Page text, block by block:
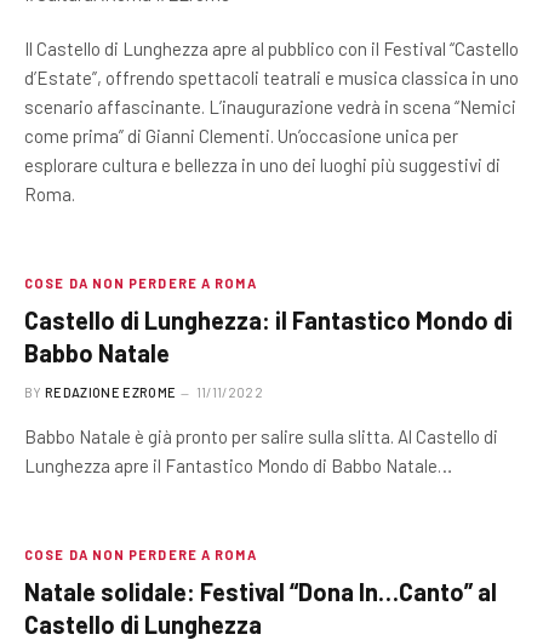
Il Castello di Lunghezza apre al pubblico con il Festival “Castello
d’Estate”, offrendo spettacoli teatrali e musica classica in uno
scenario affascinante. L’inaugurazione vedrà in scena “Nemici
come prima” di Gianni Clementi. Un’occasione unica per
esplorare cultura e bellezza in uno dei luoghi più suggestivi di
Roma.
COSE DA NON PERDERE A ROMA
Castello di Lunghezza: il Fantastico Mondo di
Babbo Natale
BY REDAZIONE EZROME 11/11/2022
Babbo Natale è già pronto per salire sulla slitta. Al Castello di
Lunghezza apre il Fantastico Mondo di Babbo Natale…
COSE DA NON PERDERE A ROMA
Natale solidale: Festival “Dona In…Canto” al
Castello di Lunghezza